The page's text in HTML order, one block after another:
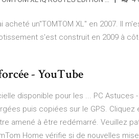
acheté un"TOMTOM XL" en 2007. Il
s'est construit en 2009 à
- YouTube
disponible pour les ... PC Astuces
puis copiées sur le GPS. Cliquez
amené à être redémarré. Veuillez
Home vérifie si de nouvelles